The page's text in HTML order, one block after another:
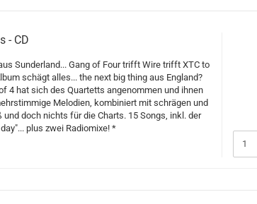
- CD
Sunderland... Gang of Four trifft Wire trifft XTC to
schägt alles... the next big thing aus England?
4 hat sich des Quartetts angenommen und ihnen
Melodien, kombiniert mit schrägen und
doch nichts für die Charts. 15 Songs, inkl. der
plus zwei Radiomixe! *